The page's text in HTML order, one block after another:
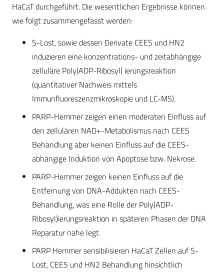
HaCaT durchgeführt. Die wesentlichen Ergebnisse können
wie folgt zusammengefasst werden:
S-Lost, sowie dessen Derivate CEES und HN2
induzieren eine konzentrations- und zeitabhängige
zelluläre Poly(ADP-Ribosyl) ierungsreaktion
(quantitativer Nachweis mittels
Immunfluoreszenzmikroskopie und LC-MS).
PARP-Hemmer zeigen einen moderaten Einfluss auf
den zellulären NAD+-Metabolismus nach CEES
Behandlung aber keinen Einfluss auf die CEES-
abhängige Induktion von Apoptose bzw. Nekrose.
PARP-Hemmer zeigen keinen Einfluss auf die
Entfernung von DNA-Addukten nach CEES-
Behandlung, was eine Rolle der Poly(ADP-
Ribosyl)ierungsreaktion in späteren Phasen der DNA
Reparatur nahe legt.
PARP Hemmer sensibilisieren HaCaT Zellen auf S-
Lost, CEES und HN2 Behandlung hinsichtlich